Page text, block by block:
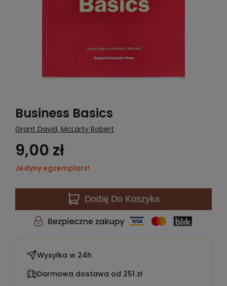
Business Basics
Grant David, McLarty Robert
9,00 zł
Jedyny egzemplarz!
Dodaj Do Koszyka
Wysyłka w 24h
Darmowa dostawa od 251 zł